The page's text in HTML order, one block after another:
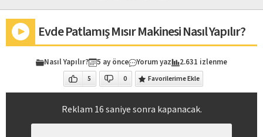
Evde Patlamış Mısır Makinesi Nasıl Yapılır?
Nasıl Yapılır? 5 ay önce Yorum yaz 2.631 izlenme
5 0 Favorilerime Ekle
Reklam 15saniye sonra kapanacak.